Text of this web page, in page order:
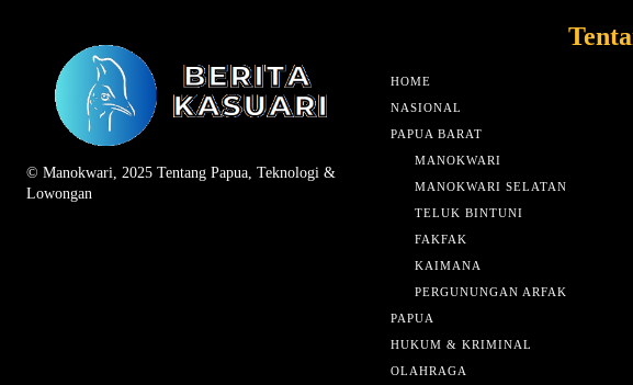
© Manokwari, 2025 Tentang Papua, Teknologi &
Lowongan
HOME
NASIONAL
PAPUA BARAT
MANOKWARI
MANOKWARI SELATAN
TELUK BINTUNI
FAKFAK
KAIMANA
PERGUNUNGAN ARFAK
PAPUA
HUKUM & KRIMINAL
OLAHRAGA